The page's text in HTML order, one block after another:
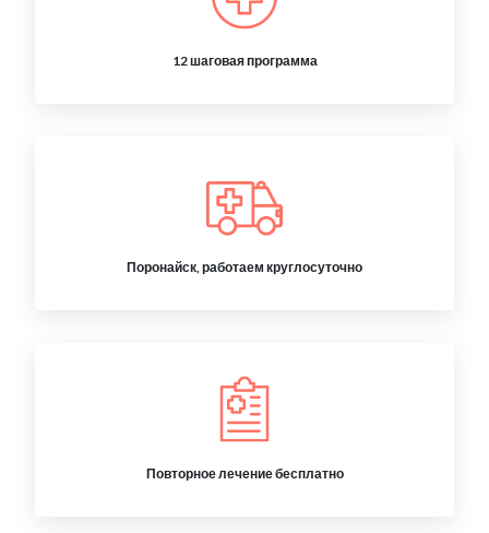
12 шаговая программа
Поронайск, работаем круглосуточно
Повторное лечение бесплатно